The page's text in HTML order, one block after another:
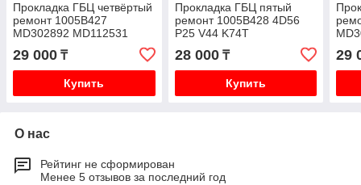
Прокладка ГБЦ четвёртый
ремонт 1005B427
MD302892 MD112531
4D56 P25W P35W V44W
K74T
29 000 ₸
Купить
Прокладка ГБЦ пятый
ремонт 1005B428 4D56
P25 V44 K74T
28 000₸
Купить
29
О нас
Рейтинг не сформирован
Менее 5 отзывов за последний год